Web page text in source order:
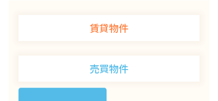
賃貸物件
売買物件